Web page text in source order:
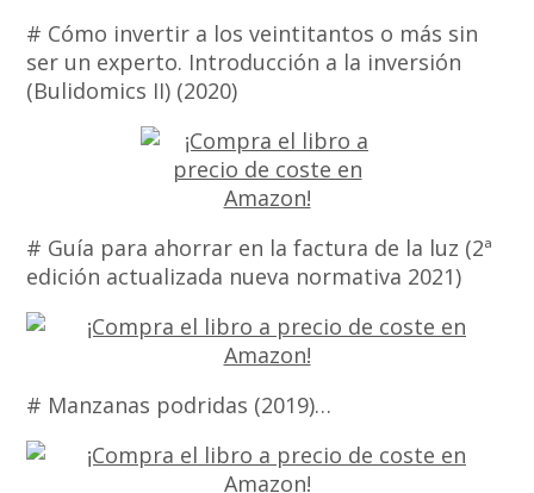
# Cómo invertir a los veintitantos o más sin
ser un experto. Introducción a la inversión
(Bulidomics II) (2020)
# Guía para ahorrar en la factura de la luz (2ª
edición actualizada nueva normativa 2021)
# Manzanas podridas (2019)…